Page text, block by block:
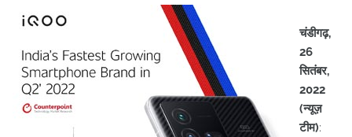
चंडीगढ़,
26
सितंबर,
2022
(न्यूज़
टीम):